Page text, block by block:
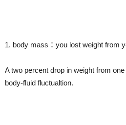
1. body mass：you lost weight from
A two percent drop in weight from
body-fluid fluctualtion.